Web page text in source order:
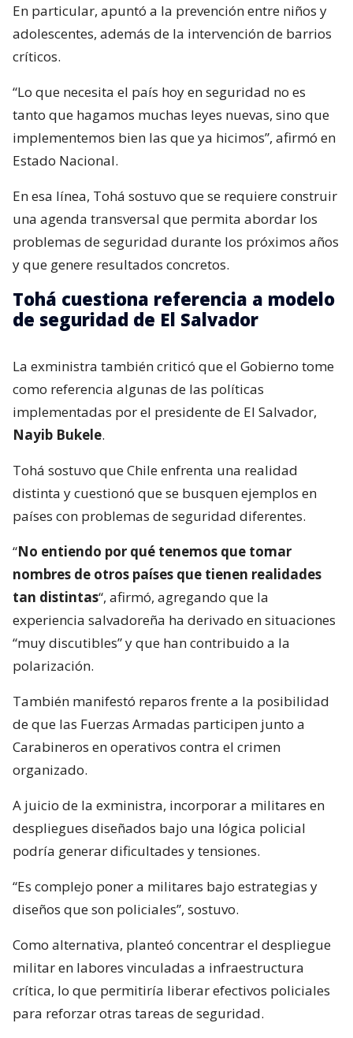
En particular, apuntó a la prevención entre niños y
adolescentes, además de la intervención de barrios
críticos.
“Lo que necesita el país hoy en seguridad no es
tanto que hagamos muchas leyes nuevas, sino que
implementemos bien las que ya hicimos”, afirmó en
Estado Nacional.
En esa línea, Tohá sostuvo que se requiere construir
una agenda transversal que permita abordar los
problemas de seguridad durante los próximos años
y que genere resultados concretos.
Tohá cuestiona referencia a modelo
de seguridad de El Salvador
La exministra también criticó que el Gobierno tome
como referencia algunas de las políticas
implementadas por el presidente de El Salvador,
Nayib Bukele.
Tohá sostuvo que Chile enfrenta una realidad
distinta y cuestionó que se busquen ejemplos en
países con problemas de seguridad diferentes.
“No entiendo por qué tenemos que tomar
nombres de otros países que tienen realidades
tan distintas“, afirmó, agregando que la
experiencia salvadoreña ha derivado en situaciones
“muy discutibles” y que han contribuido a la
polarización.
También manifestó reparos frente a la posibilidad
de que las Fuerzas Armadas participen junto a
Carabineros en operativos contra el crimen
organizado.
A juicio de la exministra, incorporar a militares en
despliegues diseñados bajo una lógica policial
podría generar dificultades y tensiones.
“Es complejo poner a militares bajo estrategias y
diseños que son policiales”, sostuvo.
Como alternativa, planteó concentrar el despliegue
militar en labores vinculadas a infraestructura
crítica, lo que permitiría liberar efectivos policiales
para reforzar otras tareas de seguridad.